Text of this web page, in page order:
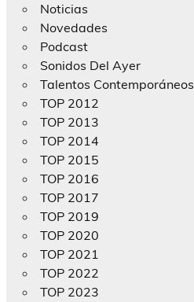
Noticias
Novedades
Podcast
Sonidos Del Ayer
Talentos Contemporáneos
TOP 2012
TOP 2013
TOP 2014
TOP 2015
TOP 2016
TOP 2017
TOP 2019
TOP 2020
TOP 2021
TOP 2022
TOP 2023